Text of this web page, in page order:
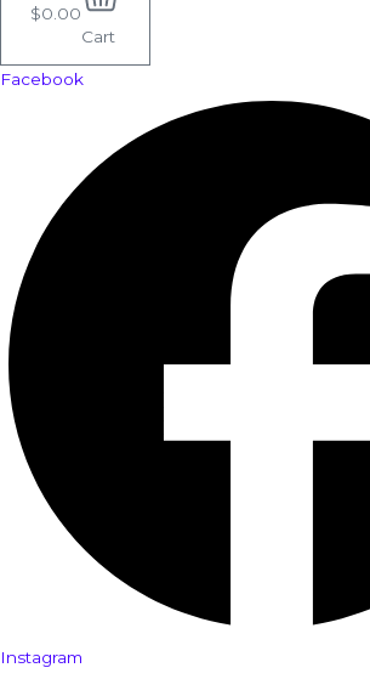
$0.00
Cart
Facebook
Instagram